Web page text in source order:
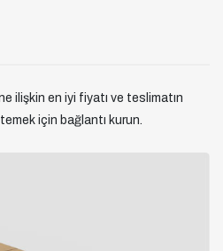
ilişkin en iyi fiyatı ve teslimatın
için bağlantı kurun.